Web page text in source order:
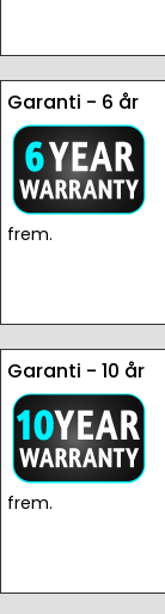
Garanti - 6 år
frem.
Garanti - 10 år
frem.